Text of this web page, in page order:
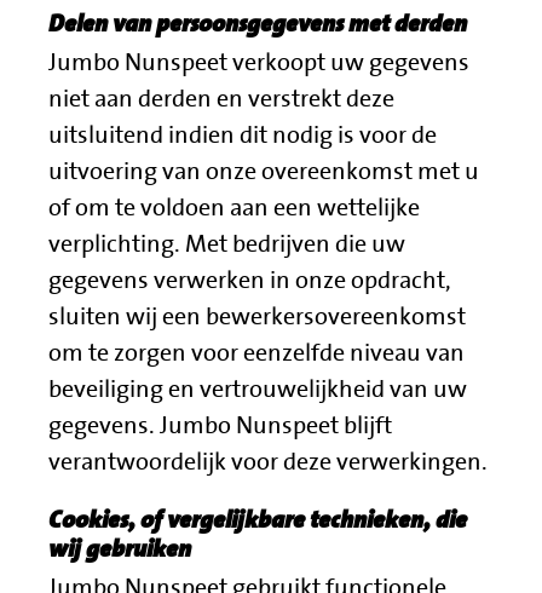
Delen van persoonsgegevens met derden
Jumbo Nunspeet verkoopt uw gegevens
niet aan derden en verstrekt deze
uitsluitend indien dit nodig is voor de
uitvoering van onze overeenkomst met u
of om te voldoen aan een wettelijke
verplichting. Met bedrijven die uw
gegevens verwerken in onze opdracht,
sluiten wij een bewerkersovereenkomst
om te zorgen voor eenzelfde niveau van
beveiliging en vertrouwelijkheid van uw
gegevens. Jumbo Nunspeet blijft
verantwoordelijk voor deze verwerkingen.
Cookies, of vergelijkbare technieken, die
wij gebruiken
Jumbo Nunspeet gebruikt functionele,